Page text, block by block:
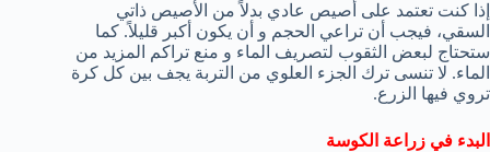
إذا كنت تعتمد على أصيص عادي بدلاً من الأصيص ذاتي
السقي، فيجب أن تراعي الحجم و أن يكون أكبر قليلاً. كما
ستحتاج لبعض الثقوب لتصريف الماء و منع تراكم المزيد من
الماء. لا تنسى ترك الجزء العلوي من التربة يجف بين كل كرة
تروي فيها الزرع.
البدء في زراعة الكوسة